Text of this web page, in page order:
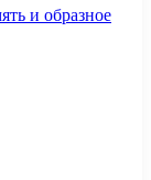
и образное